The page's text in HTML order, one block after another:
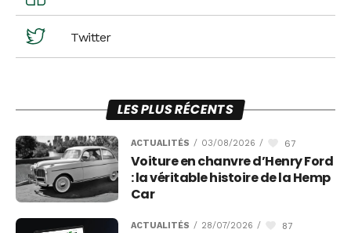
Twitter
LES PLUS RÉCENTS
ACTUALITÉS / 03/08/2026 / 67
Voiture en chanvre d’Henry Ford
: la véritable histoire de la Hemp
Car
ACTUALITÉS / 28/07/2026 / 87